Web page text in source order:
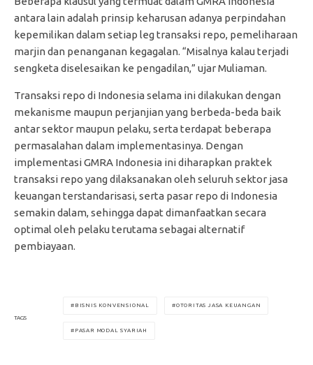
antara lain adalah prinsip keharusan adanya perpindahan
kepemilikan dalam setiap leg transaksi repo, pemeliharaan
marjin dan penanganan kegagalan. “Misalnya kalau terjadi
sengketa diselesaikan ke pengadilan,” ujar Muliaman.
Transaksi repo di Indonesia selama ini dilakukan dengan
mekanisme maupun perjanjian yang berbeda-beda baik
antar sektor maupun pelaku, serta terdapat beberapa
permasalahan dalam implementasinya. Dengan
implementasi GMRA Indonesia ini diharapkan praktek
transaksi repo yang dilaksanakan oleh seluruh sektor jasa
keuangan terstandarisasi, serta pasar repo di Indonesia
semakin dalam, sehingga dapat dimanfaatkan secara
optimal oleh pelaku terutama sebagai alternatif
pembiayaan.
TAGS
BISNIS KONVENSIONAL OTORITAS JASA KEUANGAN
PASAR MODAL SYARIAH